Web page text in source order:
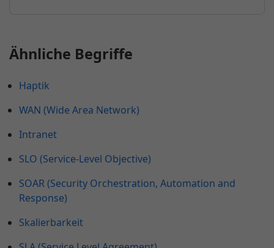
Ähnliche Begriffe
Haptik
WAN (Wide Area Network)
Intranet
SLO (Service-Level Objective)
SOAR (Security Orchestration, Automation and
Response)
Skalierbarkeit